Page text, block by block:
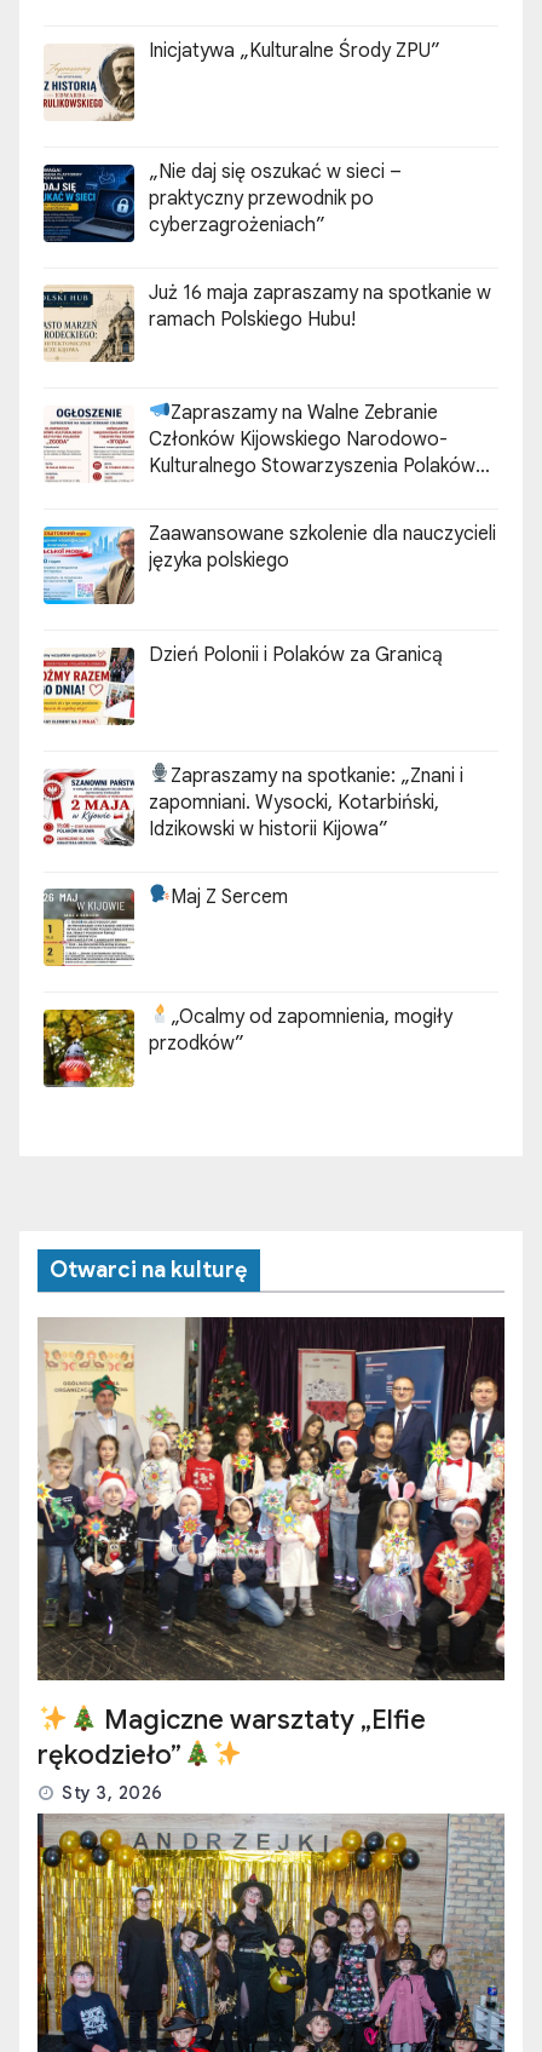
Inicjatywa „Kulturalne Środy ZPU”
„Nie daj się oszukać w sieci –
praktyczny przewodnik po
cyberzagrożeniach”
Już 16 maja zapraszamy na spotkanie w
ramach Polskiego Hubu!
Zapraszamy na Walne Zebranie
Członków Kijowskiego Narodowo-
Kulturalnego Stowarzyszenia Polaków
Zaawansowane szkolenie dla nauczycieli
języka polskiego
Dzień Polonii i Polaków za Granicą
Zapraszamy na spotkanie: „Znani i
zapomniani. Wysocki, Kotarbiński,
Idzikowski w historii Kijowa”
Maj Z Sercem
„Ocalmy od zapomnienia, mogiły
przodków”
Otwarci na kulturę
Magiczne warsztaty „Elfie
rękodzieło”
Sty 3, 2026